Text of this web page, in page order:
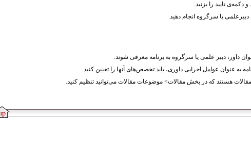
تایید را بزنید.
یا سرگروه انجام دهید.
داور، دبیر علمی یا سرگروه به برنامه معرفی شوند.
به عنوان عوامل اجرایی داوری، باید تخصص‌های آنها را تعیین کنید.
هستند که در بخش مقالات> موضوعات مقالات می‌توانید تنظیم کنید.